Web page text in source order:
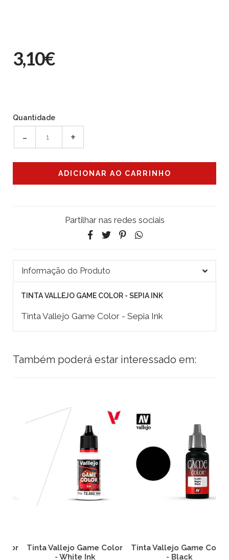
3,10€
Quantidade
- +
Partilhar nas redes sociais
Informação do Produto
TINTA VALLEJO GAME COLOR - SEPIA INK
Tinta Vallejo Game Color - Sepia Ink
Também poderá estar interessado em:
Tinta Vallejo Game Color
- White Ink
Tinta Vallejo Game Color
- Black